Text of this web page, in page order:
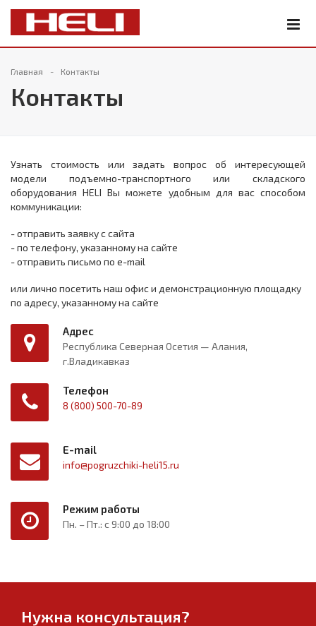
Главная Контакты
Контакты
Узнать стоимость или задать вопрос об интересующей
модели подъемно-транспортного или складского
оборудования HELI Вы можете удобным для вас способом
коммуникации:
- отправить заявку с сайта
- по телефону, указанному на сайте
- отправить письмо по e-mail
или лично посетить наш офис и демонстрационную площадку
по адресу, указанному на сайте
Адрес
Республика Северная Осетия — Алания,
г.Владикавказ
Телефон
8 (800) 500-70-89
E-mail
info@pogruzchiki-heli15.ru
Режим работы
Пн. – Пт.: с 9:00 до 18:00
Нужна консультация?